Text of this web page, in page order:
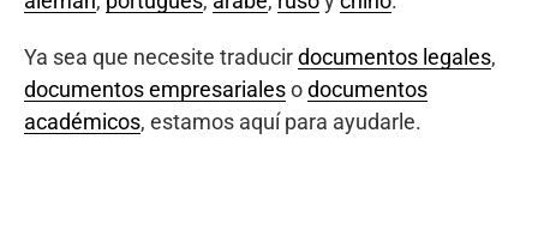
Ya sea que necesite traducirdocumentos legales,
documentos empresarialesodocumentos
académicos, estamos aquí para ayudarle.